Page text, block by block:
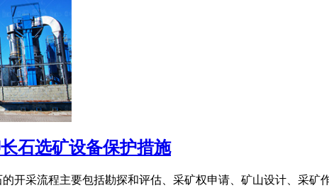
石选矿设备保护措施
开采流程主要包括勘探和评估、采矿权申请、矿山设计、采